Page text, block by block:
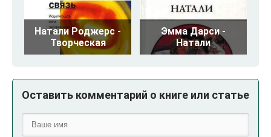
Натали Роджерс -
Творческая
Эмма Дарси -
Натали
Оставить комментарий о книге или статье